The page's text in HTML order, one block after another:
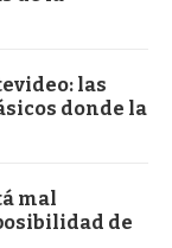
las
donde la
mal
de